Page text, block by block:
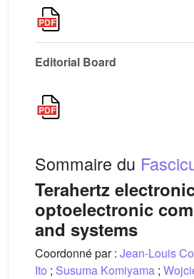
Editorial Board
Sommaire du
Terahertz
optoelectronic
and systems
Coordonné par : Jean-Louis
Ito ; Susuma Komiyama ;